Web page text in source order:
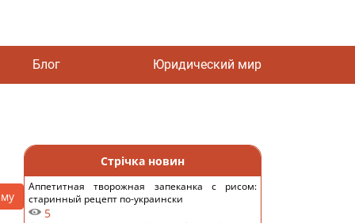
Блог Юридический мир
Стрічка новин
Аппетитная творожная запеканка с рисом:
старинный рецепт по-украински
5